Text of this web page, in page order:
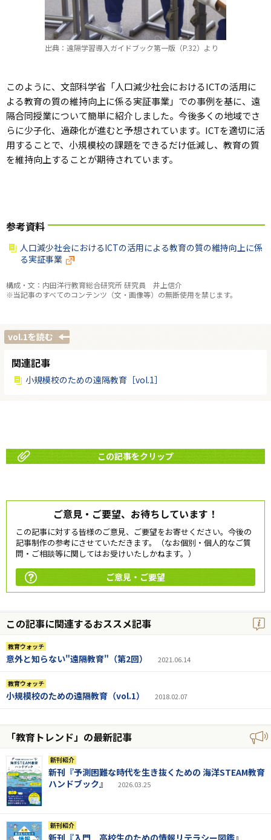
出典：遠隔学習導入ガイドブック第一版（P.32）より
このように、文部科学省「人口減少社会におけるICTの活用に
よる教育の質の維持向上に係る実証事業」での事例を基に、遠
隔合同授業について簡単に紹介しました。今後多くの地域でさ
らに少子化、過疎化が進むと予想されています。ICTを適切に活
用することで、小規模校の課題をできるだけ低減し、教育の質
を維持向上することが期待されています。
参考資料
人口減少社会におけるICTの活用による教育の質の維持向上に係
る実証事業
構成・文：内田洋行教育総合研究所 研究員 井上信介
※当記事のすべてのコンテンツ（文・画像等）の無断使用を禁じます。
vol.1を読む
関連記事
小規模校のための遠隔教育［vol.1］
この記事をクリップ
ご意見・ご要望、お待ちしています！
この記事に対する皆様のご意見、ご要望をお寄せください。今後の
記事制作の参考にさせていただきます。（なお個別・個人的なご質
問・ご相談等に関してはお受けいたしかねます。）
ご意見・ご要望
この記事に関連するおススメ記事
教育ウォッチ
意外と知らない"遠隔教育"（第2回） 2021.06.14
教育ウォッチ
小規模校のための遠隔教育（vol.1） 2018.02.07
「教育トレンド」の最新記事
新刊紹介
新刊『予測困難な時代を生き抜くための 海洋STEAM教育
ハンドブック』
2026.03.25
新刊紹介